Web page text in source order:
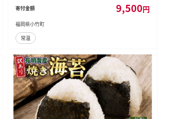
--
寄付金額 9,500円
福岡県小竹町
常温